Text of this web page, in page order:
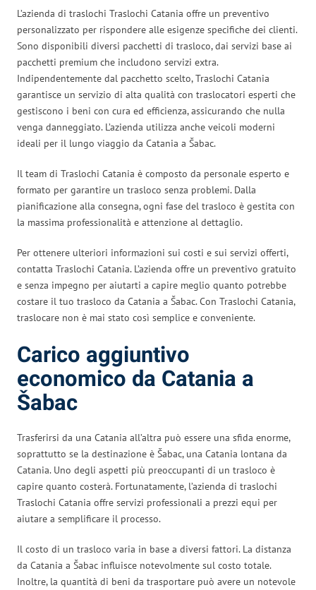
L’azienda di traslochi Traslochi Catania offre un preventivo
personalizzato per rispondere alle esigenze specifiche dei clienti.
Sono disponibili diversi pacchetti di trasloco, dai servizi base ai
pacchetti premium che includono servizi extra.
Indipendentemente dal pacchetto scelto, Traslochi Catania
garantisce un servizio di alta qualità con traslocatori esperti che
gestiscono i beni con cura ed efficienza, assicurando che nulla
venga danneggiato. L’azienda utilizza anche veicoli moderni
ideali per il lungo viaggio da Catania a Šabac.
Il team di Traslochi Catania è composto da personale esperto e
formato per garantire un trasloco senza problemi. Dalla
pianificazione alla consegna, ogni fase del trasloco è gestita con
la massima professionalità e attenzione al dettaglio.
Per ottenere ulteriori informazioni sui costi e sui servizi offerti,
contatta Traslochi Catania. L’azienda offre un preventivo gratuito
e senza impegno per aiutarti a capire meglio quanto potrebbe
costare il tuo trasloco da Catania a Šabac. Con Traslochi Catania,
traslocare non è mai stato così semplice e conveniente.
Carico aggiuntivo
economico da Catania a
Šabac
Trasferirsi da una Catania all’altra può essere una sfida enorme,
soprattutto se la destinazione è Šabac, una Catania lontana da
Catania. Uno degli aspetti più preoccupanti di un trasloco è
capire quanto costerà. Fortunatamente, l’azienda di traslochi
Traslochi Catania offre servizi professionali a prezzi equi per
aiutare a semplificare il processo.
Il costo di un trasloco varia in base a diversi fattori. La distanza
da Catania a Šabac influisce notevolmente sul costo totale.
Inoltre, la quantità di beni da trasportare può avere un notevole